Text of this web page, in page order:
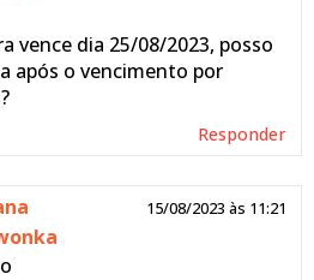
vence dia 25/08/2023, posso
após o vencimento por
Responder
15/08/2023 às 11:21